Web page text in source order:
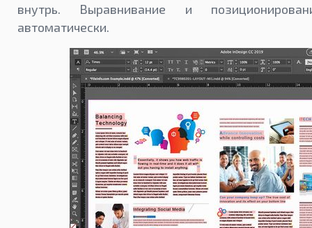
внутрь. Выравнивание и
автоматически.